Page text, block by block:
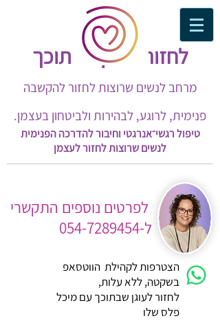
לחזור לעוגן שבתוכך​
מרחב לנשים שרוצות לחזור להקשבה
פנימית, לרוגע, לבהירות ולביטחון בעצמן.
טיפול רגשי־אנרגטי וחיבור להדרכה הפנימית
לנשים שרוצות לחזור לעצמן
לפרטים נוספים התקשרי
ל-054-7289454
הצטרפות לקהילת הווטסאפ
בשקטה, ללא עלות,
לחזור לעוגן שבתוכך עם מיכל
פלס שלו